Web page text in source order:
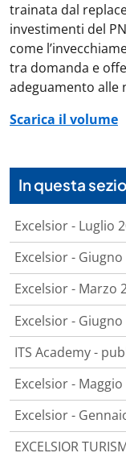
trainata dal
investimenti del
come
tra domanda e
adeguamento alle
Scarica il volume
In questa
Excelsior - Luglio
Excelsior - Giugno
Excelsior - Marzo
Excelsior - Giugno
ITS Academy -
Excelsior - Maggio
Excelsior -
EXCELSIOR